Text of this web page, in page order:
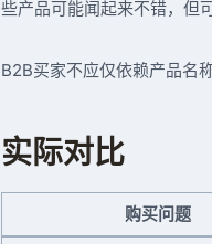
些产品可能闻起来不错，但
B2B买家不应仅依赖产品名
实际对比
购买问题